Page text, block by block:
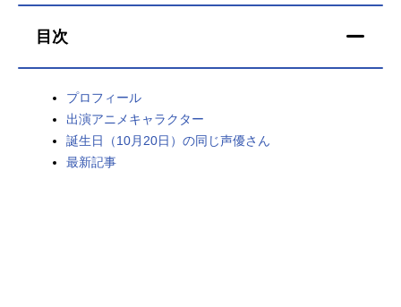
今期アニメ曜日別一覧
春アニメ
男性声優/女性声優一覧
目次
プロフィール
出演アニメキャラクター
誕生日（10月20日）の同じ声優さん
最新記事